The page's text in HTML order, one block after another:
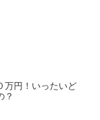
万円！いったいど
？